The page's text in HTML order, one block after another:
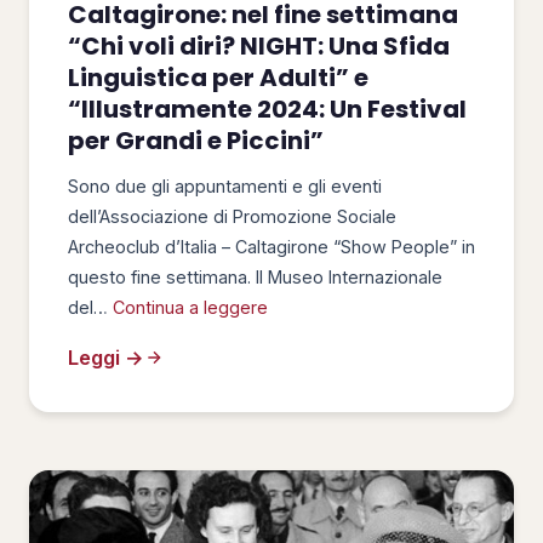
Caltagirone: nel fine settimana
“Chi voli diri? NIGHT: Una Sfida
Linguistica per Adulti” e
“Illustramente 2024: Un Festival
per Grandi e Piccini”
Sono due gli appuntamenti e gli eventi
dell’Associazione di Promozione Sociale
Archeoclub d’Italia – Caltagirone “Show People” in
questo fine settimana. Il Museo Internazionale
del… Continua a leggere
Leggi →